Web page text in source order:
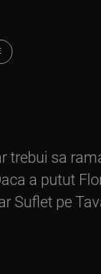
trebui sa
a putut
Suflet pe